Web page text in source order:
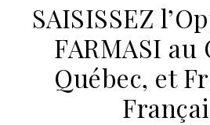
SAISISSEZ
FARMASI au
Québec, et